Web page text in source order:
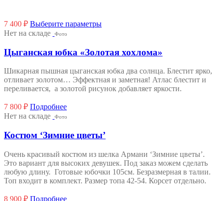
7 400 ₽ Выберите параметрыЭтот
вариаций.
можно
выбрать
на
Нет на складе Фото
Цыганская юбка «Золотая хохлома»
Шикарная пышная цыганская юбка два солнца. Блестит ярко,
отливает золотом… Эффектная и заметная! Атлас блестит и
переливается, а золотой рисунок добавляет яркости.
7 800 ₽ Подробнее
Нет на складе
Фото
Костюм ‘Зимние цветы’
Очень красивый костюм из шелка Армани ‘Зимние цветы’.
Это вариант для высоких девушек. Под заказ можем сделать
любую длину. Готовые юбочки 105см. Безразмерная в талии.
Топ входит в комплект. Размер топа 42-54. Корсет отдельно.
8 900 ₽ Подробнее